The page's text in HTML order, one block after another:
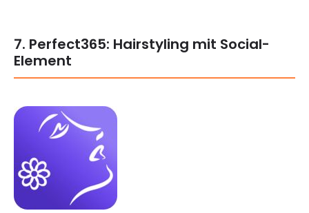
7. Perfect365: Hairstyling mit Social-
Element